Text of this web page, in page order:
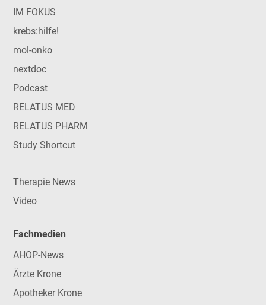
IM FOKUS
krebs:hilfe!
mol-onko
nextdoc
Podcast
RELATUS MED
RELATUS PHARM
Study Shortcut
Therapie News
Video
Fachmedien
AHOP-News
Ärzte Krone
Apotheker Krone